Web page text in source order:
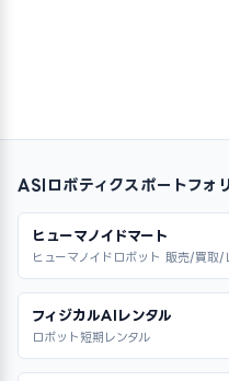
ASIロボティクスポートフォ
ヒューマノイドマート
ヒューマノイドロボット 販売/買取/
フィジカルAIレンタル
ロボット短期レンタル